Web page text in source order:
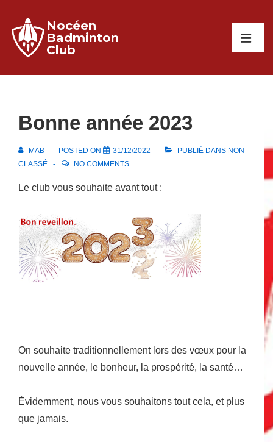
passer
contenu
principal
Nocéen
Badminton
Club
Bonne année 2023
MAB POSTED ON 31/12/2022 PUBLIÉ DANS NON
CLASSÉ
NO COMMENTS
Le club vous souhaite avant tout :
On souhaite traditionnellement lors des vœux pour la
nouvelle année, le bonheur, la prospérité, la santé…
Évidemment, nous vous souhaitons tout cela, et plus
que jamais.